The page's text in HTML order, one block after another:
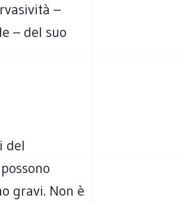
–
– del suo
del
gravi. Non è